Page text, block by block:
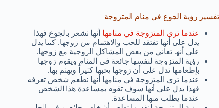
تفسير رؤية الجوع في منام المتزوجة
عندما ترى المتزوجة في منامها أنها تشعر بالجوع فهذا
يدل على أنها تفتقد للحب والاهتمام من زوجها. كما يدل
على أنها تعاني من بعض المشاكل الزوجية مع زوجها.
رؤية المتزوجة لنفسها جائعة في المنام ويقوم زوجها
بإطعامها تدل على أن زوجها يحبها كثيراً ويهتم بها.
عندما ترى المتزوجة في منامها أنها تطعم شخص تعرفه
فهذا يدل على أنها سوف تقوم بمساعدة هذا الشخص
عندما يطلب منها المساعدة.